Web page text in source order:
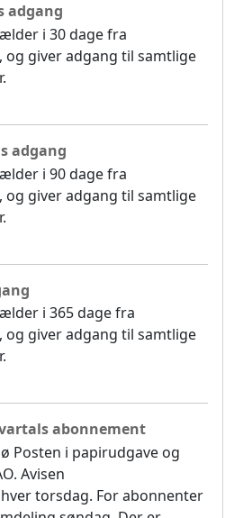
adgang
i 30 dage fra
giver adgang til samtlige
adgang
i 90 dage fra
giver adgang til samtlige
i 365 dage fra
giver adgang til samtlige
abonnement
Posten i papirudgave og
Avisen
torsdag. For abonnenter